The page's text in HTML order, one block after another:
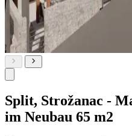
Split, Strožanac -
im Neubau 65 m2